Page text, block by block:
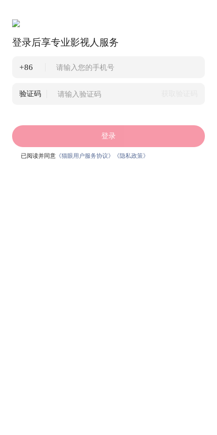
登录后享专业影视人服务
+86
验证码
登录
已阅读并同意 《猫眼用户服务协议》 《隐私政策》